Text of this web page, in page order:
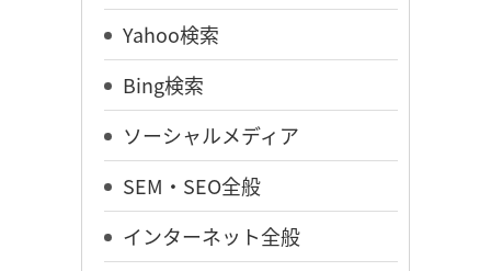
Yahoo検索
Bing検索
ソーシャルメディア
SEM・SEO全般
インターネット全般